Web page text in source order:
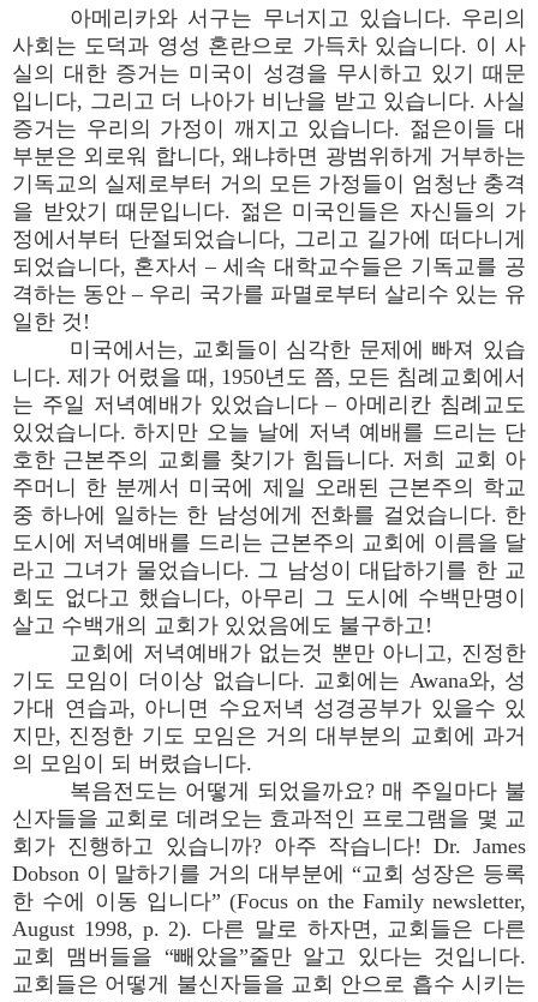
아메리카와 서구는 무너지고 있습니다. 우리의
사회는 도덕과 영성 혼란으로 가득차 있습니다. 이 사
실의 대한 증거는 미국이 성경을 무시하고 있기 때문
입니다, 그리고 더 나아가 비난을 받고 있습니다. 사실
증거는 우리의 가정이 깨지고 있습니다. 젊은이들 대
부분은 외로워 합니다, 왜냐하면 광범위하게 거부하는
기독교의 실제로부터 거의 모든 가정들이 엄청난 충격
을 받았기 때문입니다. 젊은 미국인들은 자신들의 가
정에서부터 단절되었습니다, 그리고 길가에 떠다니게
되었습니다, 혼자서 – 세속 대학교수들은 기독교를 공
격하는 동안 – 우리 국가를 파멸로부터 살리수 있는 유
일한 것!
미국에서는, 교회들이 심각한 문제에 빠져 있습
니다. 제가 어렸을 때, 1950년도 쯤, 모든 침례교회에서
는 주일 저녁예배가 있었습니다 – 아메리칸 침례교도
있었습니다. 하지만 오늘 날에 저녁 예배를 드리는 단
호한 근본주의 교회를 찾기가 힘듭니다. 저희 교회 아
주머니 한 분께서 미국에 제일 오래된 근본주의 학교
중 하나에 일하는 한 남성에게 전화를 걸었습니다. 한
도시에 저녁예배를 드리는 근본주의 교회에 이름을 달
라고 그녀가 물었습니다. 그 남성이 대답하기를 한 교
회도 없다고 했습니다, 아무리 그 도시에 수백만명이
살고 수백개의 교회가 있었음에도 불구하고!
교회에 저녁예배가 없는것 뿐만 아니고, 진정한
기도 모임이 더이상 없습니다. 교회에는 Awana와, 성
가대 연습과, 아니면 수요저녁 성경공부가 있을수 있
지만, 진정한 기도 모임은 거의 대부분의 교회에 과거
의 모임이 되 버렸습니다.
복음전도는 어떻게 되었을까요? 매 주일마다 불
신자들을 교회로 데려오는 효과적인 프로그램을 몇 교
회가 진행하고 있습니까? 아주 작습니다! Dr. James
Dobson 이 말하기를 거의 대부분에 “교회 성장은 등록
한 수에 이동 입니다” (Focus on the Family newsletter,
August 1998, p. 2). 다른 말로 하자면, 교회들은 다른
교회 맴버들을 “빼았을”줄만 알고 있다는 것입니다.
교회들은 어떻게 불신자들을 교회 안으로 흡수 시키는